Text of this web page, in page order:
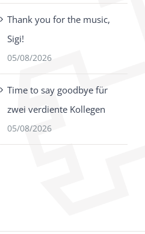
Thank you for the music,
Sigi!
05/08/2026
Time to say goodbye für
zwei verdiente Kollegen
05/08/2026